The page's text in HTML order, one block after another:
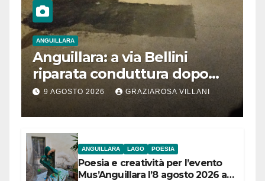
ANGUILLARA
Anguillara: a via Bellini
riparata conduttura dopo
segnalazione IdD
9 AGOSTO 2026 GRAZIAROSA VILLANI
ANGUILLARA LAGO POESIA
Poesia e creatività per l’evento
Mus’Anguillara l’8 agosto 2026 al